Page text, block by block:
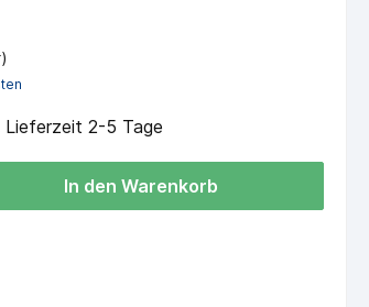
2-5 Tage
In den Warenkorb